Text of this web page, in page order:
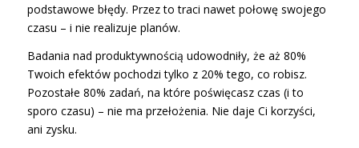
podstawowe błędy. Przez to traci nawet połowę swojego
czasu – i nie realizuje planów.
Badania nad produktywnością udowodniły, że aż 80%
Twoich efektów pochodzi tylko z 20% tego, co robisz.
Pozostałe 80% zadań, na które poświęcasz czas (i to
sporo czasu) – nie ma przełożenia. Nie daje Ci korzyści,
ani zysku.